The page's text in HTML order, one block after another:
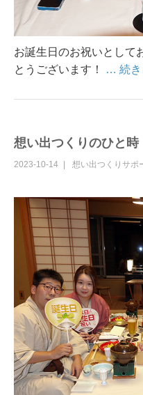
お誕生日のお祝いとして
とうございます！
… 続き
想い出つくりのひと時
2023-10-14 想い出つくりサポ